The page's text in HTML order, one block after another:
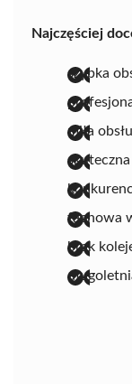
Najczęściej
szybka
miła
fachowa
brak